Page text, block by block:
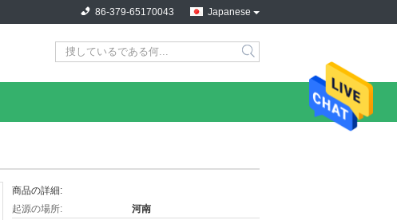
Japanese
86-379-65170043
商品の詳細:
起源の場所:
河南